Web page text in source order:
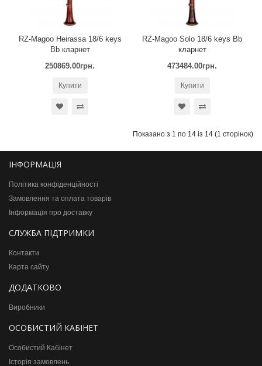
RZ-Magoo Heirassa 18/6 keys
Bb кларнет
250869.00грн.
Купити
RZ-Magoo Solo 18/6 keys Bb
кларнет
473484.00грн.
Купити
Показано з 1 по 14 із 14 (1 сторінок)
ІНФОРМАЦІЯ
Політика конфіденційності
Замовлення та оплата товарів
Інформація про доставку
СЛУЖБА ПІДТРИМКИ
Контакти
Карта сайту
ДОДАТКОВО
Виробники
ОСОБИСТИЙ КАБІНЕТ
Особистий Кабінет
Історія замовлень